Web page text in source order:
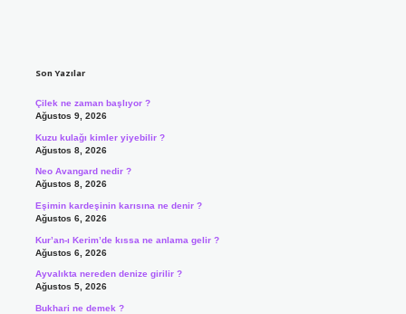
Son Yazılar
Çilek ne zaman başlıyor ?
Ağustos 9, 2026
Kuzu kulağı kimler yiyebilir ?
Ağustos 8, 2026
Neo Avangard nedir ?
Ağustos 8, 2026
Eşimin kardeşinin karısına ne denir ?
Ağustos 6, 2026
Kur’an-ı Kerim’de kıssa ne anlama gelir ?
Ağustos 6, 2026
Ayvalıkta nereden denize girilir ?
Ağustos 5, 2026
Bukhari ne demek ?